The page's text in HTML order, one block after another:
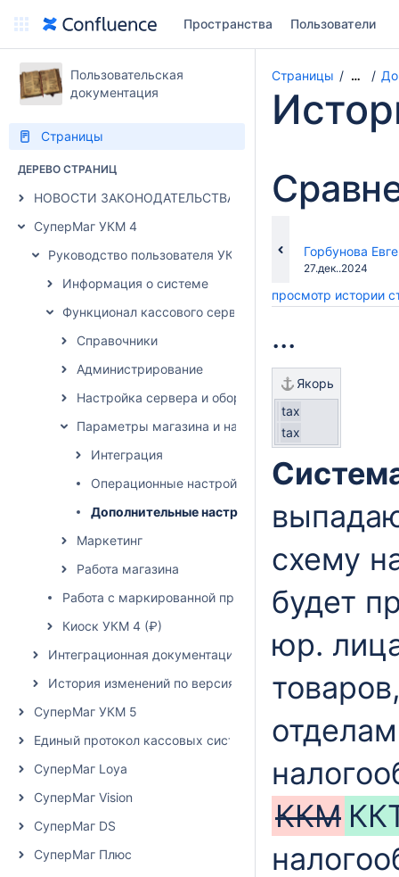
Пространства Пользователи
Пользовательская
документация
Страницы
ДЕРЕВО СТРАНИЦ
НОВОСТИ ЗАКОНОДАТЕЛЬСТВА
СуперМаг УКМ 4
Руководство пользователя УКМ 4
Информация о системе
Функционал кассового сервера.
Справочники
Администрирование
Настройка сервера и оборудования
Параметры магазина и настройка операций
Интеграция
Операционные настройки
Дополнительные настройки
Маркетинг
Работа магазина
Работа с маркированной продукцией
Киоск УКМ 4 (₽)
Интеграционная документация УКМ 4
История изменений по версиям УКМ 4
СуперМаг УКМ 5
Единый протокол кассовых систем
СуперМаг Loya
СуперМаг Vision
СуперМаг DS
СуперМаг Плюс
Страницы …
Горбунова
Сохранено
27.дек..2024
просмотр истории
...
Якорь
tax
tax
схему
будет
юр.
ККМ